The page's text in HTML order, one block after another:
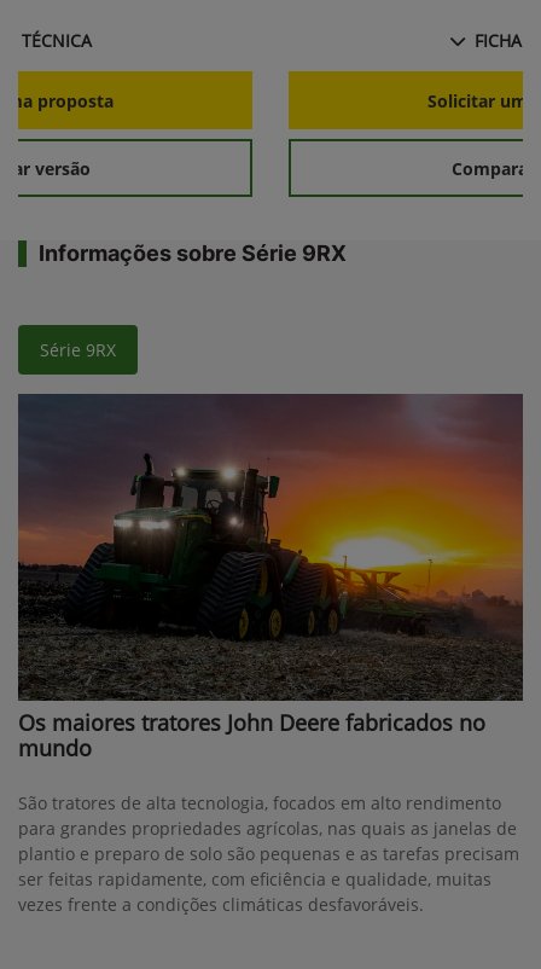
TÉCNICA
proposta
versão
FICHA
Solicitar
Comparar
Informações sobre Série 9RX
Série 9RX
Os maiores tratores John Deere fabricados no
mundo
São tratores de alta tecnologia, focados em alto rendimento
para grandes propriedades agrícolas, nas quais as janelas de
plantio e preparo de solo são pequenas e as tarefas precisam
ser feitas rapidamente, com eficiência e qualidade, muitas
vezes frente a condições climáticas desfavoráveis.